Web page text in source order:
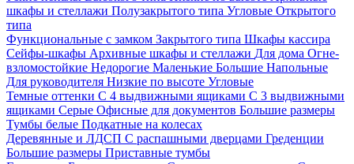
шкафы и стеллажи Полузакрытого типа Угловые Открытого
типа
Функциональные с замком Закрытого типа Шкафы кассира
Сейфы-шкафы Архивные шкафы и стеллажи Для дома Огне-
взломостойкие Недорогие Маленькие Большие Напольные
Для руководителя Низкие по высоте Угловые
Темные оттенки С 4 выдвижными ящиками С 3 выдвижными
ящиками Серые Офисные для документов Большие размеры
Тумбы белые Подкатные на колесах
Деревянные и ЛДСП С распашными дверцами Греденции
Большие размеры Приставные тумбы